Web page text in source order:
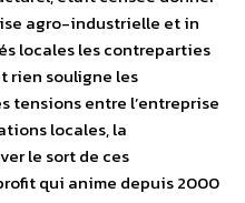
agro-industrielle et in
locales les contreparties
rien souligne les
tensions entre l’entreprise
locales, la
le sort de ces
qui anime depuis 2000